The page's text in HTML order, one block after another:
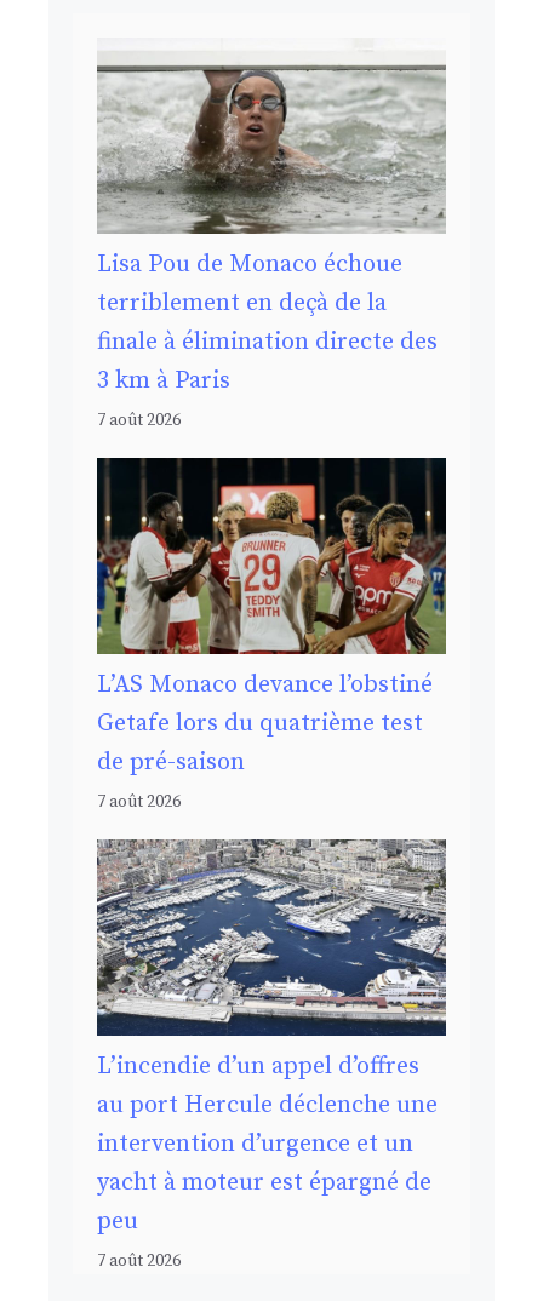
Lisa Pou de Monaco échoue
terriblement en deçà de la
finale à élimination directe des
3 km à Paris
7 août 2026
L’AS Monaco devance l’obstiné
Getafe lors du quatrième test
de pré-saison
7 août 2026
L’incendie d’un appel d’offres
au port Hercule déclenche une
intervention d’urgence et un
yacht à moteur est épargné de
peu
7 août 2026